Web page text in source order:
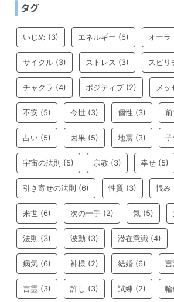
タグ
いじめ (3) エネルギー (6) オーラ
サイクル (3) ストレス (3) スピリ
チャクラ (4) ポジティブ (2) メッ
不安 (5) 今世 (3) 個性 (3)
占い (5) 因果 (5) 地震 (3)
宇宙の法則 (5) 宗教 (3) 幸せ (5)
引き寄せの法則 (6) 性質 (3) 恨み
来世 (6) 次の一手 (2) 気 (5)
法則 (3) 波動 (3) 潜在意識 (4)
病気 (6) 神様 (2) 結婚 (6)
言霊 (3) 許し (3) 試練 (2)